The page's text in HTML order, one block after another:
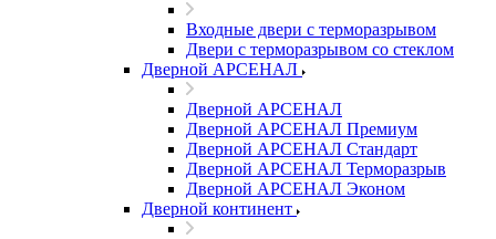
Входные двери с терморазрывом
Двери с терморазрывом со стеклом
Дверной АРСЕНАЛ
Дверной АРСЕНАЛ
Дверной АРСЕНАЛ Премиум
Дверной АРСЕНАЛ Стандарт
Дверной АРСЕНАЛ Терморазрыв
Дверной АРСЕНАЛ Эконом
Дверной континент